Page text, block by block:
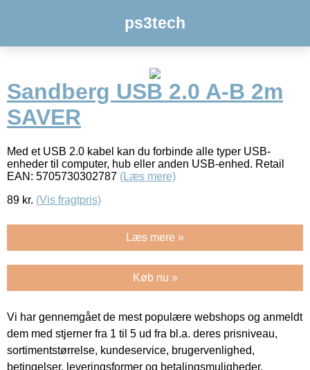
ps3tech
Sandberg USB 2.0 A-B 2m
SAVER
Med et USB 2.0 kabel kan du forbinde alle typer USB-
enheder til computer, hub eller anden USB-enhed. Retail
EAN: 5705730302787 (Læs mere)
89 kr. (Vis fragtpris)
Læs mere »
Køb nu »
Vi har gennemgået de mest populære webshops og anmeldt
dem med stjerner fra 1 til 5 ud fra bl.a. deres prisniveau,
sortimentstørrelse, kundeservice, brugervenlighed,
betingelser, leveringsformer og betalingsmuligheder.